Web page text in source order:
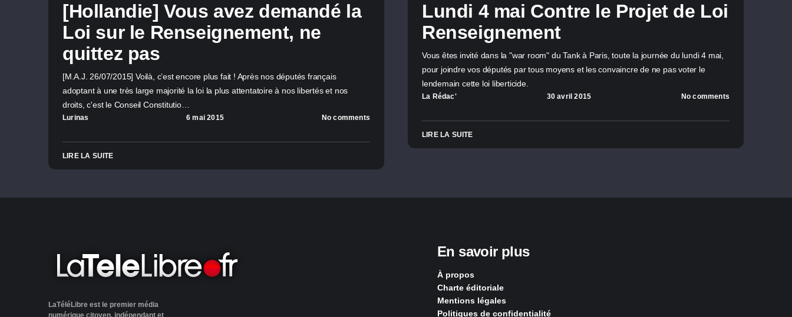
[Hollandie] Vous avez demandé la
Loi sur le Renseignement, ne
quittez pas
[M.A.J. 26/07/2015] Voilà, c’est encore plus fait ! Après nos députés français
adoptant à une très large majorité la loi la plus attentatoire à nos libertés et nos
droits, c'est le Conseil Constitutio…
Lurinas 6 mai 2015 No comments
LIRE LA SUITE
Lundi 4 mai Contre le Projet de Loi
Renseignement
Vous êtes invité dans la "war room" du Tank à Paris, toute la journée du lundi 4 mai,
pour joindre vos députés par tous moyens et les convaincre de ne pas voter le
lendemain cette loi liberticide.
La Rédac' 30 avril 2015 No comments
LIRE LA SUITE
LaTéléLibre est le premier média
En savoir plus
À propos
Charte éditoriale
Mentions légales
Politiques de confidentialité